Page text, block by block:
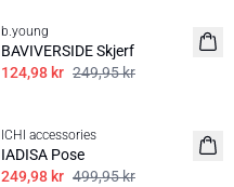
b.young
BAVIVERSIDE Skjerf
124,98 kr 249,95 kr
ICHI accessories
IADISA Pose
249,98 kr 499,95 kr